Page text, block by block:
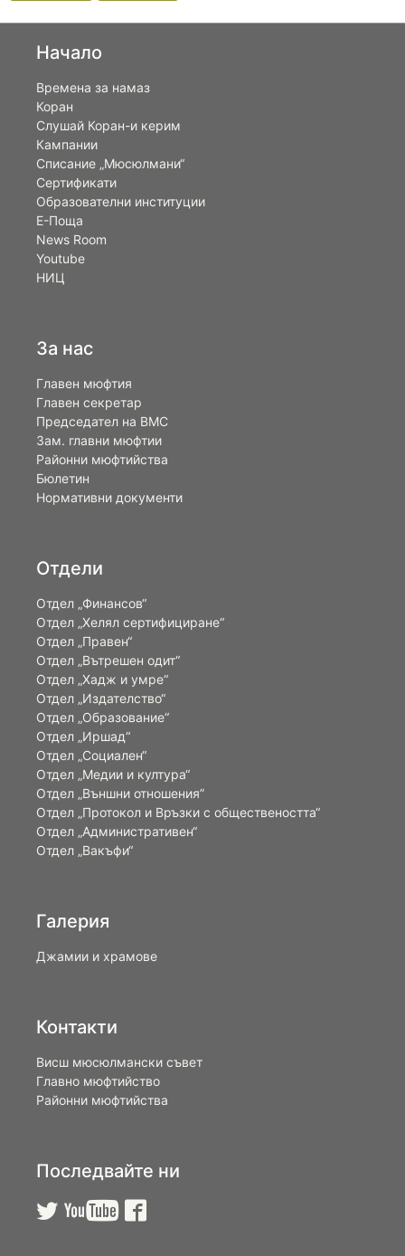
Начало
Времена за намаз
Коран
Слушай Коран-и керим
Кампании
Списание „Мюсюлмани“
Сертификати
Образователни институции
Е-Поща
News Room
Youtube
НИЦ
За нас
Главен мюфтия
Главен секретар
Председател на ВМС
Зам. главни мюфтии
Районни мюфтийства
Бюлетин
Нормативни документи
Отдели
Отдел „Финансов“
Отдел „Хелял сертифициране“
Отдел „Правен“
Отдел „Вътрешен одит“
Отдел „Хадж и умре“
Отдел „Издателство“
Отдел „Образование“
Отдел „Иршад“
Отдел „Социален“
Отдел „Медии и култура“
Отдел „Външни отношения”
Oтдел „Протокол и Връзки с обществеността“
Отдел „Административен“
Отдел „Вакъфи“
Галерия
Джамии и храмове
Контакти
Висш мюсюлмански съвет
Главно мюфтийство
Районни мюфтийства
Последвайте ни
  